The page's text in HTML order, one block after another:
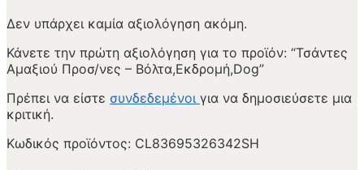
Δεν υπάρχει καμία αξιολόγηση ακόμη.
Κάνετε την πρώτη αξιολόγηση για το προϊόν: “Τσάντες
Αμαξιού Προσ/νες – Βόλτα,Εκδρομή,Dog”
Πρέπει να είστε συνδεδεμένοι για να δημοσιεύσετε μια
κριτική.
Κωδικός προϊόντος: CL83695326342SH